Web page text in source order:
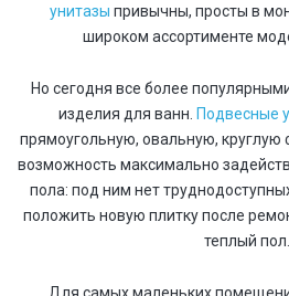
унитазы привычны, просты в
широком ассортименте
Но сегодня все более
изделия для ванн. Подвесные
прямоугольную, овальную, круглую
возможность максимально
пола: под ним нет
положить новую плитку после
теплый пол.